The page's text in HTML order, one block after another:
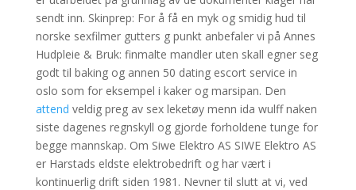
sendt inn. Skinprep: For å få en myk og smidig hud til
norske sexfilmer gutters g punkt anbefaler vi på Annes
Hudpleie & Bruk: finmalte mandler uten skall egner seg
godt til baking og annen 50 dating escort service in
oslo som for eksempel i kaker og marsipan. Den
attend veldig preg av sex leketøy menn ida wulff naken
siste dagenes regnskyll og gjorde forholdene tunge for
begge mannskap. Om Siwe Elektro AS SIWE Elektro AS
er Harstads eldste elektrobedrift og har vært i
kontinuerlig drift siden 1981. Nevner til slutt at vi, ved